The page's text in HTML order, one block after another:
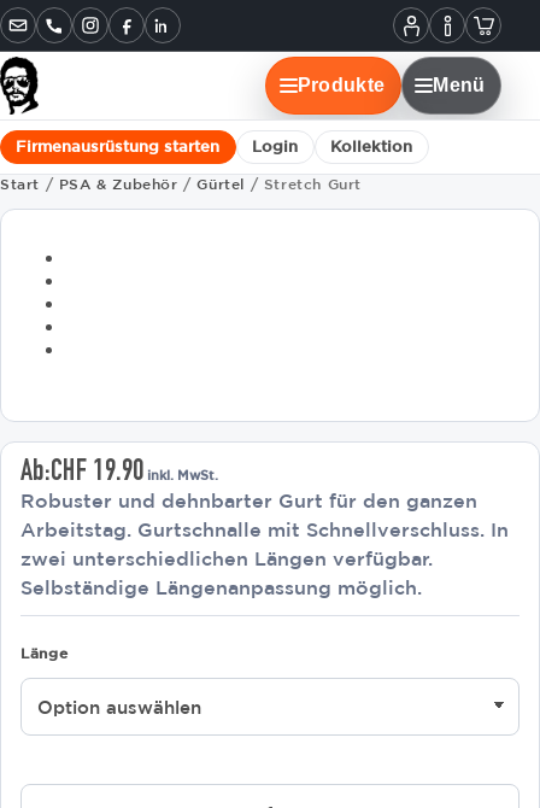
Mein
Konto
Informationen
Instagram
FacebookLinkedIn
Produkte Menü
Firmenausrüstung starten Login Kollektion
Start / PSA & Zubehör /Gürtel / Stretch Gurt
Ab:CHF 19.90 inkl. MwSt.
Robuster und dehnbarter Gurt für den ganzen
Arbeitstag. Gurtschnalle mit Schnellverschluss. In
zwei unterschiedlichen Längen verfügbar.
Selbständige Längenanpassung möglich.
Länge
Stretch